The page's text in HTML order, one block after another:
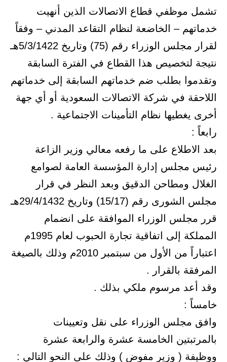
تشمل موظفي قطاع الاتصالات الذين أنهيت
خدماتهم – الخاضعة لنظام التقاعد المدني – وفقاً
لقرار مجلس الوزراء رقم (75) وتاريخ 5/3/1422هـ
نتيجة لتخصيص هذا القطاع في الفترة السابقة
وتقدموا بطلب ضم خدماتهم السابقة إلى خدماتهم
اللاحقة في شركة الاتصالات السعودية أو أي جهة
أخرى يغطيها نظام التأمينات الاجتماعية .
رابعاً :
بعد الاطلاع على ما رفعه معالي وزير الزاعة
رئيس مجلس إدارة المؤسسة العامة لصوامع
الغلال ومطاحن الدقيق وبعد النظر في قرار
مجلس الشورى رقم (15/17) وتاريخ 29/4/1432هـ
قرر مجلس الوزراء الموافقة على انضمام
المملكة إلى اتفاقية تجارة الحبوب لعام 1995م
اعتباراً من الأول من سبتمبر 2010م وذلك بالصيغة
المرفقة بالقرار .
وقد أعد مرسوم ملكي بذلك .
خامساً :
وافق مجلس الوزراء على نقل وتعيينات
بالمرتبتين الخامسة عشرة والرابعة عشرة
ووظيفة ( وزير مفوض ) وذلك على النحو التالي :